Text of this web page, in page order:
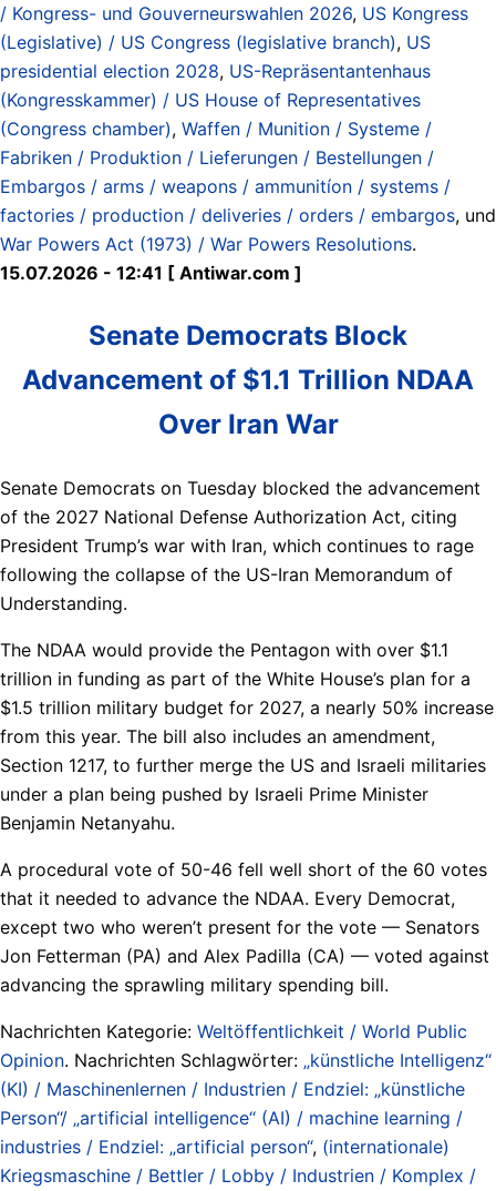
/ Kongress- und Gouverneurswahlen 2026, US Kongress
(Legislative) / US Congress (legislative branch), US
presidential election 2028, US-Repräsentantenhaus
(Kongresskammer) / US House of Representatives
(Congress chamber), Waffen / Munition / Systeme /
Fabriken / Produktion / Lieferungen / Bestellungen /
Embargos / arms / weapons / ammunitíon / systems /
factories / production / deliveries / orders / embargos, und
War Powers Act (1973) / War Powers Resolutions.
15.07.2026 - 12:41 [ Antiwar.com ]
Senate Democrats Block
Advancement of $1.1 Trillion NDAA
Over Iran War
Senate Democrats on Tuesday blocked the advancement
of the 2027 National Defense Authorization Act, citing
President Trump’s war with Iran, which continues to rage
following the collapse of the US-Iran Memorandum of
Understanding.
The NDAA would provide the Pentagon with over $1.1
trillion in funding as part of the White House’s plan for a
$1.5 trillion military budget for 2027, a nearly 50% increase
from this year. The bill also includes an amendment,
Section 1217, to further merge the US and Israeli militaries
under a plan being pushed by Israeli Prime Minister
Benjamin Netanyahu.
A procedural vote of 50-46 fell well short of the 60 votes
that it needed to advance the NDAA. Every Democrat,
except two who weren’t present for the vote — Senators
Jon Fetterman (PA) and Alex Padilla (CA) — voted against
advancing the sprawling military spending bill.
Nachrichten Kategorie: Weltöffentlichkeit / World Public
Opinion. Nachrichten Schlagwörter: „künstliche Intelligenz“
(KI) / Maschinenlernen / Industrien / Endziel: „künstliche
Person“/ „artificial intelligence“ (AI) / machine learning /
industries / Endziel: „artificial person“, (internationale)
Kriegsmaschine / Bettler / Lobby / Industrien / Komplex /